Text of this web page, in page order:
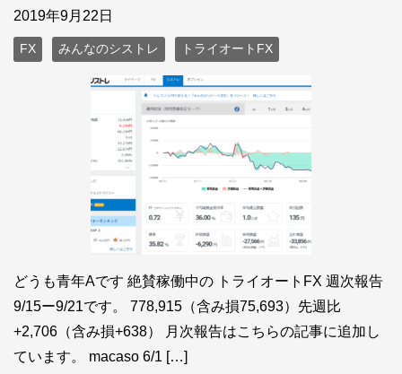
2019年9月22日
FX みんなのシストレ トライオートFX
どうも青年Aです 絶賛稼働中の トライオートFX 週次報告
9/15ー9/21です。 778,915（含み損75,693）先週比
+2,706（含み損+638） 月次報告はこちらの記事に追加し
ています。 macaso 6/1 […]